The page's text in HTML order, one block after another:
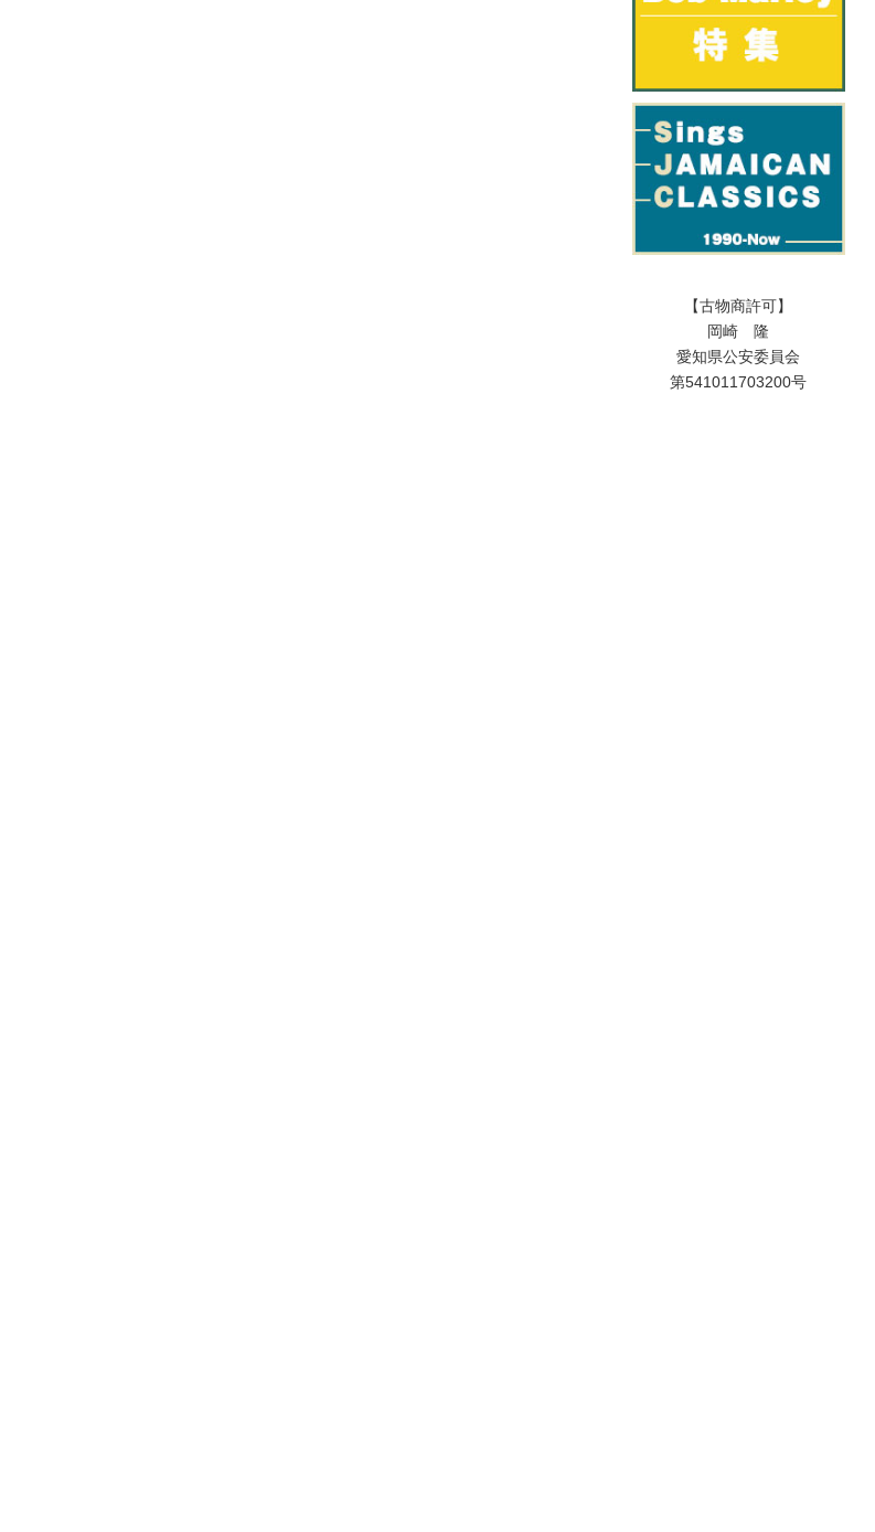
【古物商許可】
岡崎 隆
愛知県公安委員会
第541011703200号